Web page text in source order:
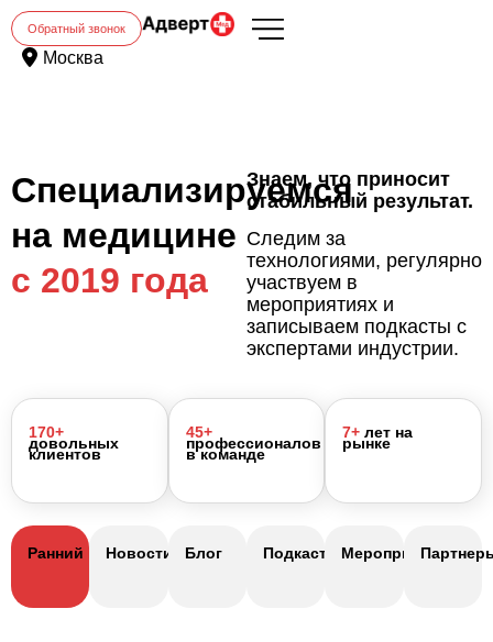
Обратный звонок
Москва
Специализируемся
на медицине
с 2019 года
Знаем, что приносит
стабильный результат.
Следим за
технологиями, регулярно
участвуем в
мероприятиях и
записываем подкасты с
экспертами индустрии.
170+
довольных
клиентов
45+
профессионалов
в команде
7+ лет на
рынке
Ранний приёмНовости Блог Подкасты Мероприятия